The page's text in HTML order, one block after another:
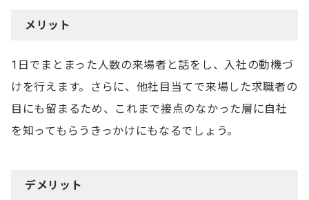
メリット
1日でまとまった人数の来場者と話をし、入社の動機づ
けを行えます。さらに、他社目当てで来場した求職者の
目にも留まるため、これまで接点のなかった層に自社
を知ってもらうきっかけにもなるでしょう。
デメリット